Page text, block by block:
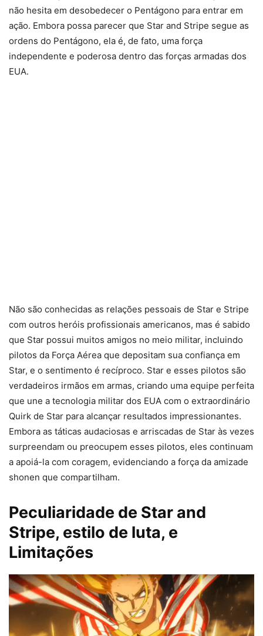
não hesita em desobedecer o Pentágono para entrar em
ação. Embora possa parecer que Star and Stripe segue as
ordens do Pentágono, ela é, de fato, uma força
independente e poderosa dentro das forças armadas dos
EUA.
Não são conhecidas as relações pessoais de Star e Stripe
com outros heróis profissionais americanos, mas é sabido
que Star possui muitos amigos no meio militar, incluindo
pilotos da Força Aérea que depositam sua confiança em
Star, e o sentimento é recíproco. Star e esses pilotos são
verdadeiros irmãos em armas, criando uma equipe perfeita
que une a tecnologia militar dos EUA com o extraordinário
Quirk de Star para alcançar resultados impressionantes.
Embora as táticas audaciosas e arriscadas de Star às vezes
surpreendam ou preocupem esses pilotos, eles continuam
a apoiá-la com coragem, evidenciando a força da amizade
shonen que compartilham.
Peculiaridade de Star and
Stripe, estilo de luta, e
Limitações